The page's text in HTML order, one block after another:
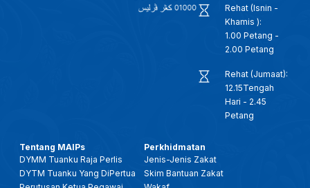
Rehat (Isnin -
Khamis ):
1.00 Petang -
2.00 Petang
Rehat (Jumaat):
12.15Tengah
Hari - 2.45
Petang
Tentang MAIPs
DYMM Tuanku Raja Perlis
DYTM Tuanku Yang DiPertua
Perkhidmatan
Jenis-Jenis Zakat
Skim Bantuan Zakat